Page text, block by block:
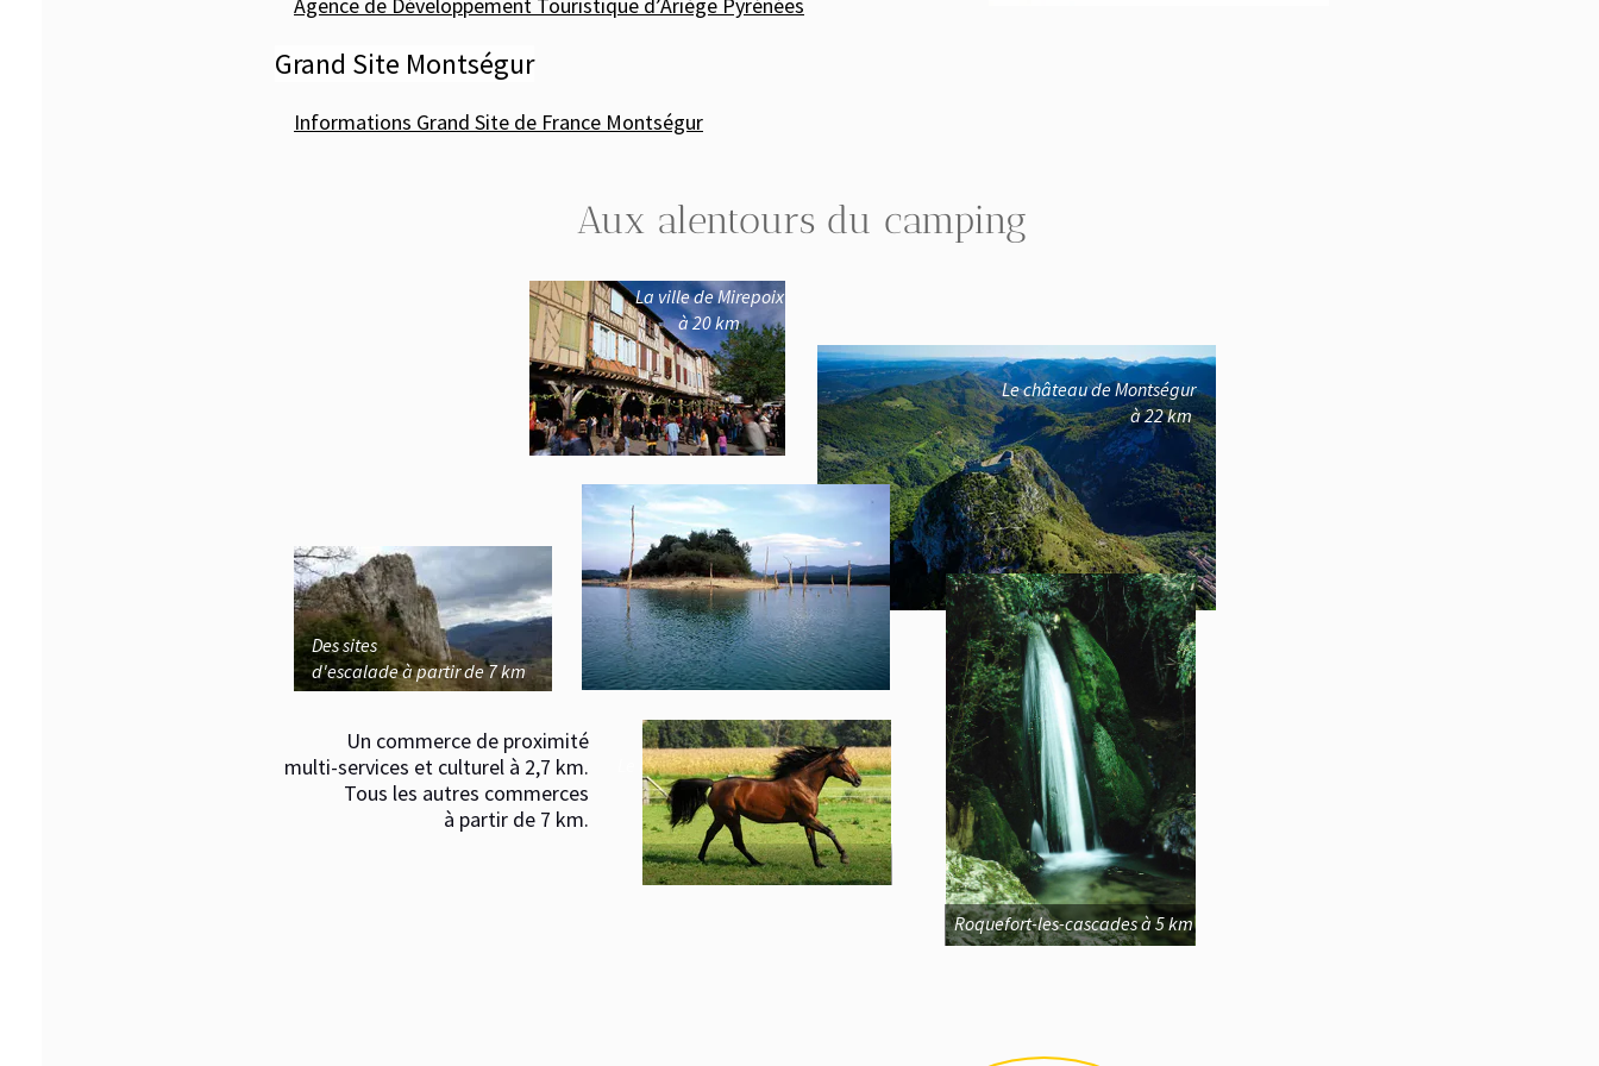
Grand Site Montségur
Informations Grand Site de France Montségur
Aux alentours du camping
La ville deMirepoix
à 20 km
Le château de Montségur
à 22 km
Des sites
d'escaladeà partir de 7 km
Un commerce de proximité
multi-services et culturel à 2,7 km.
Tous les autres commerces
à partir de 7 km.
Le lac de Montbel à 17 km
Roquefort-les-cascades à 5 km